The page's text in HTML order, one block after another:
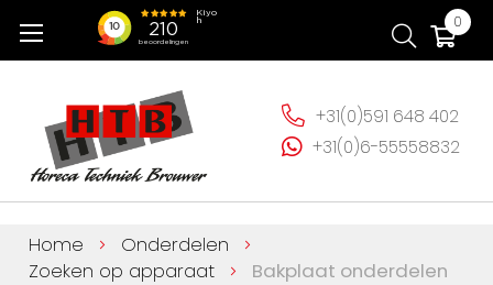
naar
0
+31(0)591 648 402
+31(0)6-55558832
Home
Onderdelen
Zoeken op apparaat
Bakplaat onderdelen